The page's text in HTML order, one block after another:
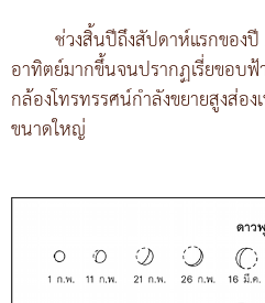
ช่วงสิ้นปีถึงสัปดาห์แรกของปี
อาทิตย์มากขึ้นจนปรากฏเรี่ยขอบ
กล้องโทรทรรศน์กำลังขยายสูงส่อ
ขนาดใหญ่